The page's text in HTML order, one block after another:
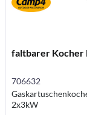
faltbarer Kocher
706632
2x3kW